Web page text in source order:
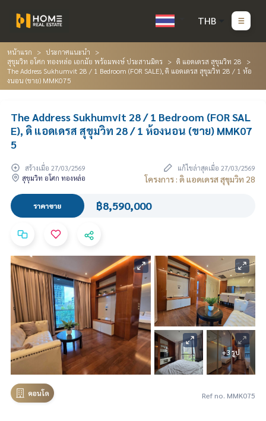
THB
หน้าแรก
ประกาศแนะนำ
สุขุมวิท อโศก ทองหล่อ เอกมัย พร้อมพงษ์ ประสานมิตร
ดิ แอดเดรส สุขุมวิท 28
The Address Sukhumvit 28 / 1 Bedroom (FOR SALE), ดิ แอดเดรส สุขุมวิท 28 / 1 ห้อ
งนอน (ขาย) MMK075
The Address Sukhumvit 28 / 1 Bedroom (FOR SAL
E), ดิ แอดเดรส สุขุมวิท 28 / 1 ห้องนอน (ขาย) MMK07
5
สร้างเมื่อ 27/03/2569
แก้ไขล่าสุดเมื่อ 27/03/2569
สุขุมวิท อโศก ทองหล่อ
โครงการ : ดิ แอดเดรส สุขุมวิท 28
ราคาขาย ฿8,590,000
+3 รูป
คอนโด Ref no. MMK075